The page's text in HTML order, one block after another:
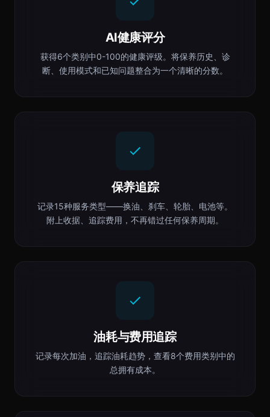
AI健康评分
获得6个类别中0-100的健康评级。将保养历史、诊
断、使用模式和已知问题整合为一个清晰的分数。
保养追踪
记录15种服务类型——换油、刹车、轮胎、电池等。
附上收据、追踪费用，不再错过任何保养周期。
油耗与费用追踪
记录每次加油，追踪油耗趋势，查看8个费用类别中的
总拥有成本。